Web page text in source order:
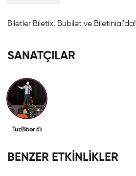
Biletler Biletix, Bubilet ve Biletinial'da!
SANATÇILAR
TuzBiber 6'lı
BENZER ETKİNLİKLER